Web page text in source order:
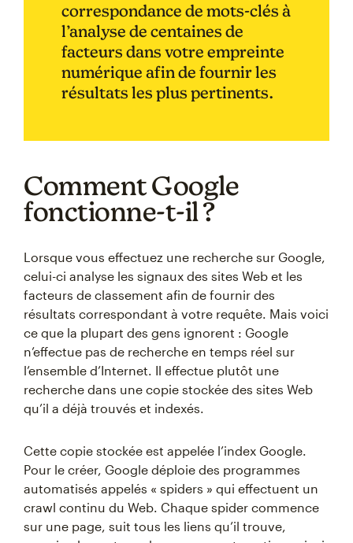
correspondance de mots-clés à
l’analyse de centaines de
facteurs dans votre empreinte
numérique afin de fournir les
résultats les plus pertinents.
Comment Google
fonctionne-t-il ?
Lorsque vous effectuez une recherche sur Google,
celui-ci analyse les signaux des sites Web et les
facteurs de classement afin de fournir des
résultats correspondant à votre requête. Mais voici
ce que la plupart des gens ignorent : Google
n’effectue pas de recherche en temps réel sur
l’ensemble d’Internet. Il effectue plutôt une
recherche dans une copie stockée des sites Web
qu’il a déjà trouvés et indexés.
Cette copie stockée est appelée l’index Google.
Pour le créer, Google déploie des programmes
automatisés appelés « spiders » qui effectuent un
crawl continu du Web. Chaque spider commence
sur une page, suit tous les liens qu’il trouve,